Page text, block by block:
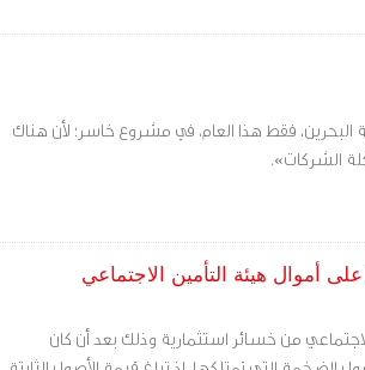
البحرين، فقط هذا العام، في مشروع خاسر؛ لأن هناك
الشركات».
أموال هيئة التأمين الاجتماعي
من خسائر استثمارية وذلك بعد أن كان